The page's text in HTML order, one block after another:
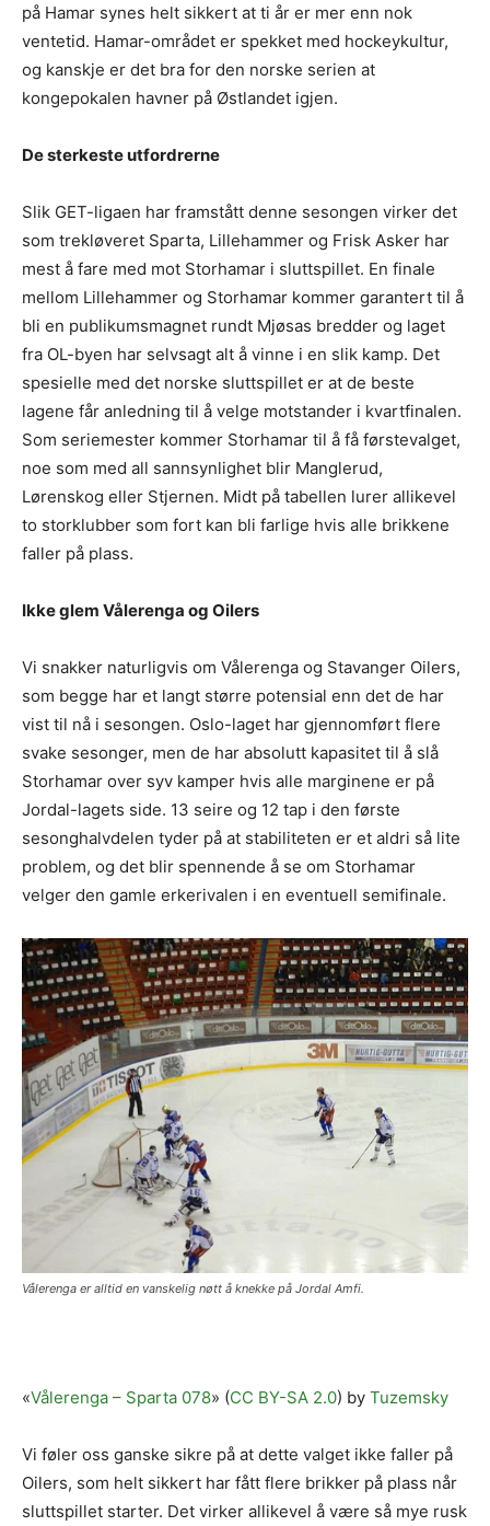
på Hamar synes helt sikkert at ti år er mer enn nok
ventetid. Hamar-området er spekket med hockeykultur,
og kanskje er det bra for den norske serien at
kongepokalen havner på Østlandet igjen.
De sterkeste utfordrerne
Slik GET-ligaen har framstått denne sesongen virker det
som trekløveret Sparta, Lillehammer og Frisk Asker har
mest å fare med mot Storhamar i sluttspillet. En finale
mellom Lillehammer og Storhamar kommer garantert til å
bli en publikumsmagnet rundt Mjøsas bredder og laget
fra OL-byen har selvsagt alt å vinne i en slik kamp. Det
spesielle med det norske sluttspillet er at de beste
lagene får anledning til å velge motstander i kvartfinalen.
Som seriemester kommer Storhamar til å få førstevalget,
noe som med all sannsynlighet blir Manglerud,
Lørenskog eller Stjernen. Midt på tabellen lurer allikevel
to storklubber som fort kan bli farlige hvis alle brikkene
faller på plass.
Ikke glem Vålerenga og Oilers
Vi snakker naturligvis om Vålerenga og Stavanger Oilers,
som begge har et langt større potensial enn det de har
vist til nå i sesongen. Oslo-laget har gjennomført flere
svake sesonger, men de har absolutt kapasitet til å slå
Storhamar over syv kamper hvis alle marginene er på
Jordal-lagets side. 13 seire og 12 tap i den første
sesonghalvdelen tyder på at stabiliteten er et aldri så lite
problem, og det blir spennende å se om Storhamar
velger den gamle erkerivalen i en eventuell semifinale.
Vålerenga er alltid en vanskelig nøtt å knekke på Jordal Amfi.
«Vålerenga – Sparta 078» (CC BY-SA 2.0) by Tuzemsky
Vi føler oss ganske sikre på at dette valget ikke faller på
Oilers, som helt sikkert har fått flere brikker på plass når
sluttspillet starter. Det virker allikevel å være så mye rusk